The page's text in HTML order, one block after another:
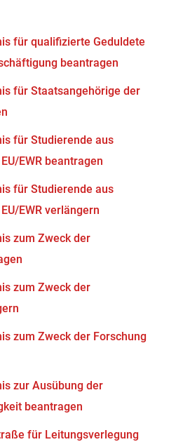
für qualifizierte Geduldete
beantragen
für Staatsangehörige der
für Studierende aus
EWR beantragen
für Studierende aus
EWR verlängern
zum Zweck der
zum Zweck der
zum Zweck der Forschung
zur Ausübung der
beantragen
für Leitungsverlegung